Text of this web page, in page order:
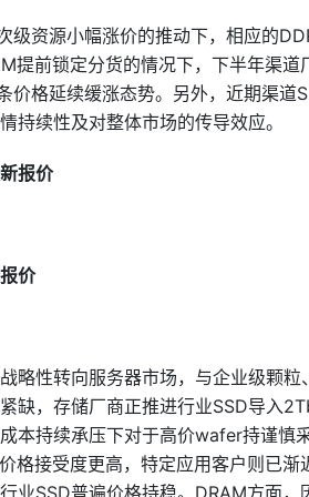
级资源小幅涨价的推动下，相应的
提前锁定分货的情况下，下半年渠
价格延续缓涨态势。另外，近期渠
持续性及对整体市场的传导效应。
报价
价
略性转向服务器市场，与企业级颗
缺，存储厂商正推进行业SSD导入
本持续承压下对于高价wafer持谨慎
格接受度更高，特定应用客户则已
业SSD普遍价格持稳。DRAM方面